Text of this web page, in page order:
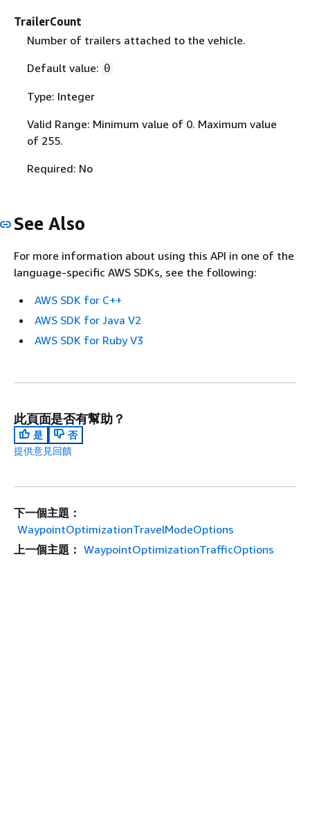
TrailerCount
Number of trailers attached to the vehicle.
Default value: 0
Type: Integer
Valid Range: Minimum value of 0. Maximum value
of 255.
Required: No
See Also
For more information about using this API in one of the
language-specific AWS SDKs, see the following:
AWS SDK for C++
AWS SDK for Java V2
AWS SDK for Ruby V3
此頁面是否有幫助？
是
否
提供意見回饋
下一個主題：
WaypointOptimizationTravelModeOptions
上一個主題： WaypointOptimizationTrafficOptions